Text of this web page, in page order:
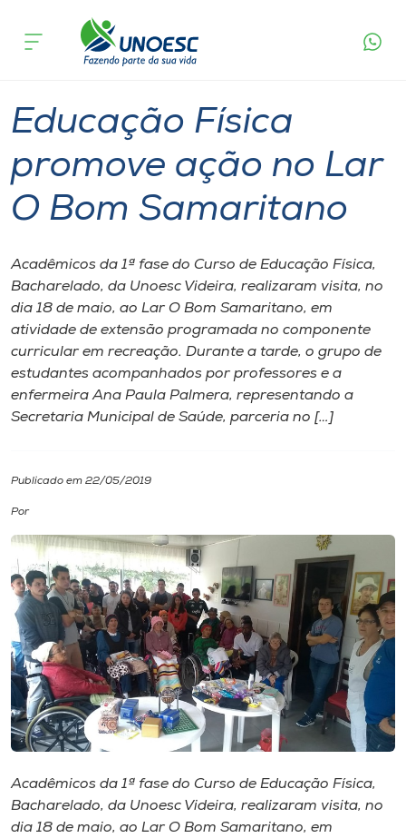
Cursos
Atendimento ao Estudante
Portal de Ensino
A
Internacionalização
Cultura
CPA
Biblioteca
Editora
Museu
acontece
Educação Física
promove ação no Lar
O Bom Samaritano
Acadêmicos da 1ª fase do Curso de Educação Física,
Bacharelado, da Unoesc Videira, realizaram visita, no
dia 18 de maio, ao Lar O Bom Samaritano, em
atividade de extensão programada no componente
curricular em recreação. Durante a tarde, o grupo de
estudantes acompanhados por professores e a
enfermeira Ana Paula Palmera, representando a
Secretaria Municipal de Saúde, parceria no […]
Publicado em 22/05/2019
Por
Acadêmicos da 1ª fase do Curso de Educação Física,
Bacharelado, da Unoesc Videira, realizaram visita, no
dia 18 de maio, ao Lar O Bom Samaritano, em